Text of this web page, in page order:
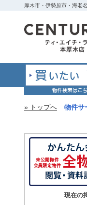
厚木市・伊勢原市・海老
» トップへ 物件サ
現在の